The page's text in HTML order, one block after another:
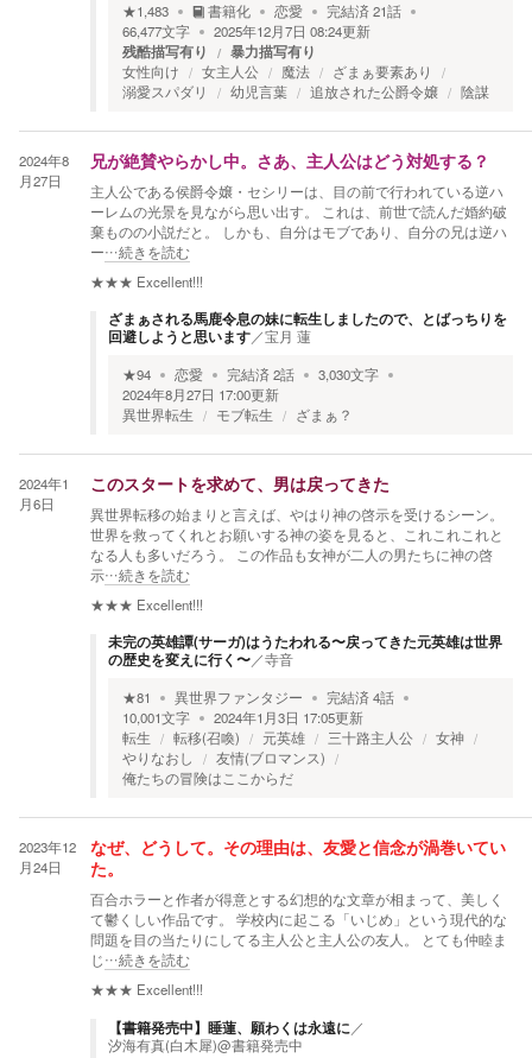
★1,483 書籍化 恋愛 完結済 21話
66,477文字 2025年12月7日 08:24更新
残酷描写有り 暴力描写有り
女性向け 女主人公 魔法
ざまぁ要素あり
溺愛スパダリ
幼児言葉 追放された公爵令嬢 陰謀
2024年8
月27日
兄が絶賛やらかし中。さあ、主人公はどう対処する？
主人公である侯爵令嬢・セシリーは、目の前で行われている逆ハ
ーレムの光景を見ながら思い出す。 これは、前世で読んだ婚約破
棄ものの小説だと。 しかも、自分はモブであり、自分の兄は逆ハ
ー…続きを読む
★★★ Excellent!!!
ざまぁされる馬鹿令息の妹に転生しましたので、とばっちりを
回避しようと思います／宝月 蓮
★94 恋愛 完結済2話 3,030文字
2024年8月27日 17:00更新
異世界転生
モブ転生 ざまぁ？
2024年1
月6日
このスタートを求めて、男は戻ってきた
異世界転移の始まりと言えば、やはり神の啓示を受けるシーン。
世界を救ってくれとお願いする神の姿を見ると、これこれこれと
なる人も多いだろう。 この作品も女神が二人の男たちに神の啓
示…続きを読む
★★★ Excellent!!!
未完の英雄譚(サーガ)はうたわれる〜戻ってきた元英雄は世界
の歴史を変えに行く〜／寺音
★81 異世界ファンタジー 完結済4話
10,001文字 2024年1月3日 17:05更新
転生
転移(召喚) 元英雄 三十路主人公
女神
やりなおし
友情(ブロマンス)
俺たちの冒険はここからだ
2023年12
月24日
なぜ、どうして。その理由は、友愛と信念が渦巻いてい
た。
百合ホラーと作者が得意とする幻想的な文章が相まって、美しく
て鬱くしい作品です。 学校内に起こる「いじめ」という現代的な
問題を目の当たりにしてる主人公と主人公の友人。 とても仲睦ま
じ…続きを読む
★★★ Excellent!!!
【書籍発売中】睡蓮、願わくは永遠に／
汐海有真(白木犀)@書籍発売中